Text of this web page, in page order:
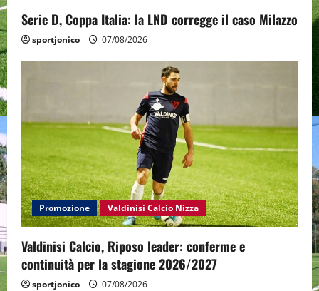
Serie D, Coppa Italia: la LND corregge il caso Milazzo
sportjonico 07/08/2026
Promozione Valdinisi Calcio Nizza
Valdinisi Calcio, Riposo leader: conferme e
continuità per la stagione 2026/2027
sportjonico 07/08/2026